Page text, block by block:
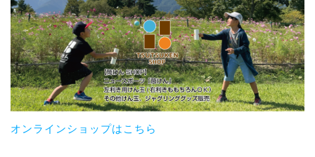
オンラインショップはこちら